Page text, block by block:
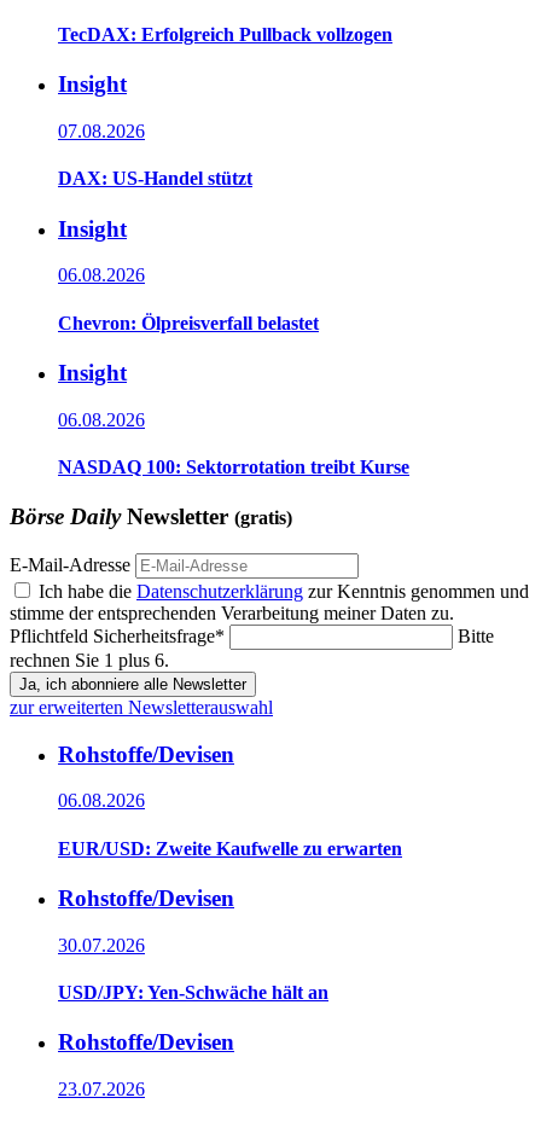
TecDAX: Erfolgreich Pullback vollzogen
Insight
07.08.2026
DAX: US-Handel stützt
Insight
06.08.2026
Chevron: Ölpreisverfall belastet
Insight
06.08.2026
NASDAQ 100: Sektorrotation treibt Kurse
Börse DailyNewsletter (gratis)
E-Mail-Adresse
Ich habe die Datenschutzerklärung zur Kenntnis genommen und
stimme der entsprechenden Verarbeitung meiner Daten zu.
Pflichtfeld Sicherheitsfrage*
Bitte
rechnen Sie 1 plus 6.
Ja, ich abonniere alle Newsletter
zur erweiterten Newsletterauswahl
Rohstoffe/Devisen
06.08.2026
EUR/USD: Zweite Kaufwelle zu erwarten
Rohstoffe/Devisen
30.07.2026
USD/JPY: Yen-Schwäche hält an
Rohstoffe/Devisen
23.07.2026